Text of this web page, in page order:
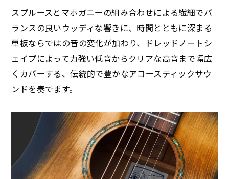
スプルースとマホガニーの組み合わせによる繊細でバ
ランスの良いウッディな響きに、時間とともに深まる
単板ならではの音の変化が加わり、ドレッドノートシ
ェイプによって力強い低音からクリアな高音まで幅広
くカバーする、伝統的で豊かなアコースティックサウ
ンドを奏でます。